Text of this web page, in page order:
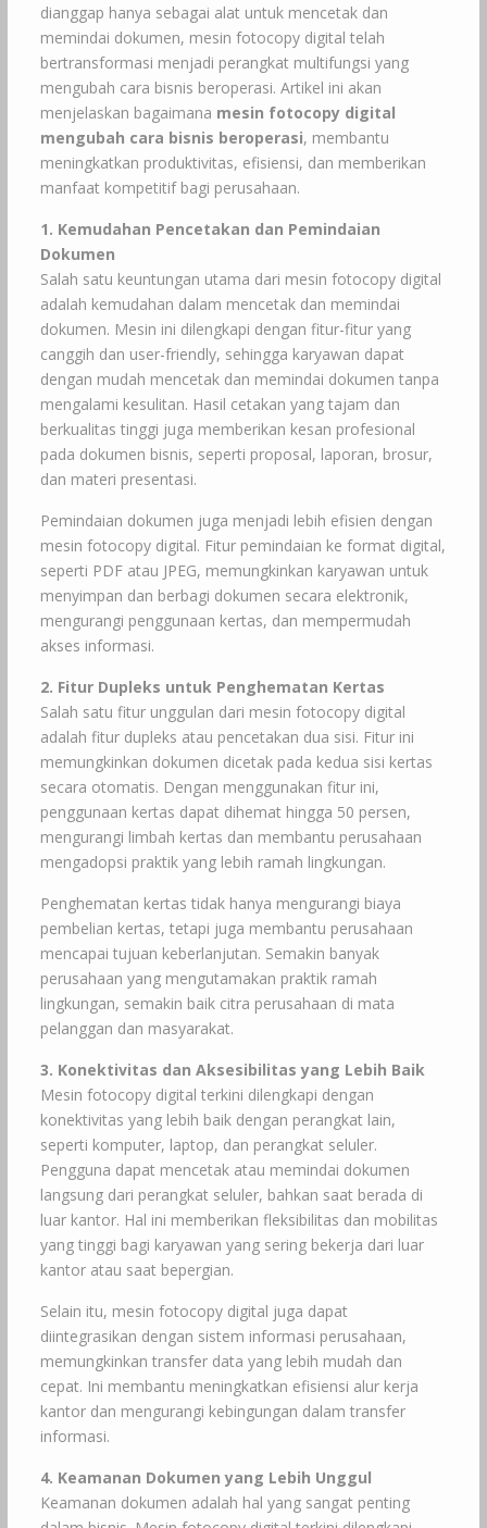
dianggap hanya sebagai alat untuk mencetak dan
memindai dokumen, mesin fotocopy digital telah
bertransformasi menjadi perangkat multifungsi yang
mengubah cara bisnis beroperasi. Artikel ini akan
menjelaskan bagaimana mesin fotocopy digital
mengubah cara bisnis beroperasi, membantu
meningkatkan produktivitas, efisiensi, dan memberikan
manfaat kompetitif bagi perusahaan.
1. Kemudahan Pencetakan dan Pemindaian
Dokumen
Salah satu keuntungan utama dari mesin fotocopy digital
adalah kemudahan dalam mencetak dan memindai
dokumen. Mesin ini dilengkapi dengan fitur-fitur yang
canggih dan user-friendly, sehingga karyawan dapat
dengan mudah mencetak dan memindai dokumen tanpa
mengalami kesulitan. Hasil cetakan yang tajam dan
berkualitas tinggi juga memberikan kesan profesional
pada dokumen bisnis, seperti proposal, laporan, brosur,
dan materi presentasi.
Pemindaian dokumen juga menjadi lebih efisien dengan
mesin fotocopy digital. Fitur pemindaian ke format digital,
seperti PDF atau JPEG, memungkinkan karyawan untuk
menyimpan dan berbagi dokumen secara elektronik,
mengurangi penggunaan kertas, dan mempermudah
akses informasi.
2. Fitur Dupleks untuk Penghematan Kertas
Salah satu fitur unggulan dari mesin fotocopy digital
adalah fitur dupleks atau pencetakan dua sisi. Fitur ini
memungkinkan dokumen dicetak pada kedua sisi kertas
secara otomatis. Dengan menggunakan fitur ini,
penggunaan kertas dapat dihemat hingga 50 persen,
mengurangi limbah kertas dan membantu perusahaan
mengadopsi praktik yang lebih ramah lingkungan.
Penghematan kertas tidak hanya mengurangi biaya
pembelian kertas, tetapi juga membantu perusahaan
mencapai tujuan keberlanjutan. Semakin banyak
perusahaan yang mengutamakan praktik ramah
lingkungan, semakin baik citra perusahaan di mata
pelanggan dan masyarakat.
3. Konektivitas dan Aksesibilitas yang Lebih Baik
Mesin fotocopy digital terkini dilengkapi dengan
konektivitas yang lebih baik dengan perangkat lain,
seperti komputer, laptop, dan perangkat seluler.
Pengguna dapat mencetak atau memindai dokumen
langsung dari perangkat seluler, bahkan saat berada di
luar kantor. Hal ini memberikan fleksibilitas dan mobilitas
yang tinggi bagi karyawan yang sering bekerja dari luar
kantor atau saat bepergian.
Selain itu, mesin fotocopy digital juga dapat
diintegrasikan dengan sistem informasi perusahaan,
memungkinkan transfer data yang lebih mudah dan
cepat. Ini membantu meningkatkan efisiensi alur kerja
kantor dan mengurangi kebingungan dalam transfer
informasi.
4. Keamanan Dokumen yang Lebih Unggul
Keamanan dokumen adalah hal yang sangat penting